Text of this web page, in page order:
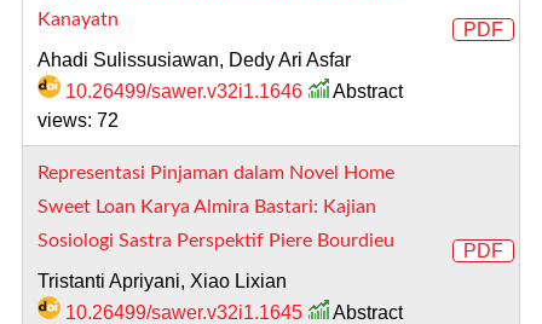
Kanayatn
Ahadi Sulissusiawan, Dedy Ari Asfar
10.26499/sawer.v32i1.1646
Abstract
views: 72
PDF
Representasi Pinjaman dalam Novel Home
Sweet Loan Karya Almira Bastari: Kajian
Sosiologi Sastra Perspektif Piere Bourdieu
Tristanti Apriyani, Xiao Lixian
10.26499/sawer.v32i1.1645
Abstract
PDF